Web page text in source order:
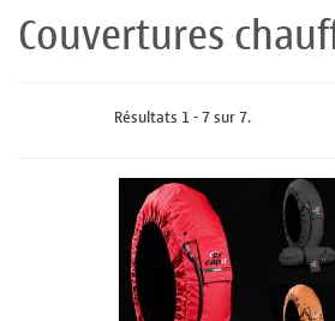
Couvertures
Résultats 1 - 7 sur 7.